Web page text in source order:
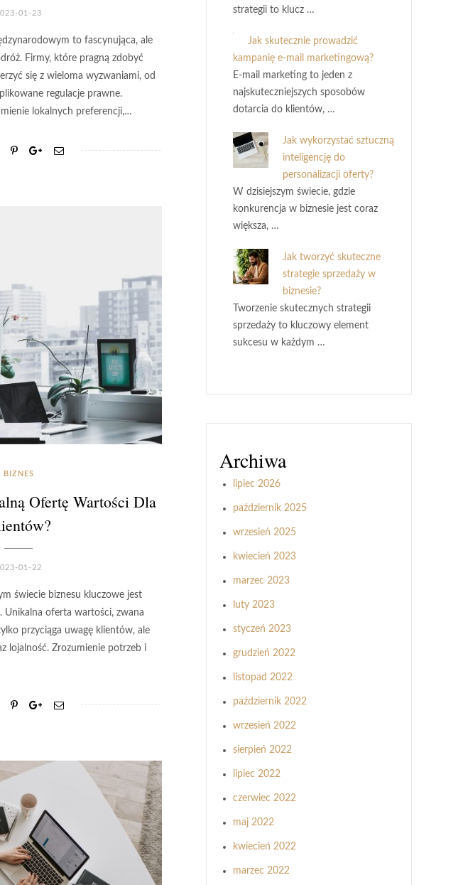
01-23
to fascynująca, ale
Firmy, które pragną zdobyć
się z wieloma wyzwaniami, od
regulacje prawne.
lokalnych preferencji,…
BIZNES
Ofertę Wartości Dla
01-22
świecie biznesu kluczowe jest
Unikalna oferta wartości, zwana
przyciąga uwagę klientów, ale
lojalność. Zrozumienie potrzeb i
strategii to klucz …
Jak skutecznie prowadzić
kampanię e-mail marketingową?
E-mail marketing to jeden z
najskuteczniejszych sposobów
dotarcia do klientów, …
Jak wykorzystać sztuczną
inteligencję do
personalizacji oferty?
W dzisiejszym świecie, gdzie
konkurencja w biznesie jest coraz
większa, …
Jak tworzyć skuteczne
strategie sprzedaży w
biznesie?
Tworzenie skutecznych strategii
sprzedaży to kluczowy element
sukcesu w każdym …
Archiwa
lipiec 2026
październik 2025
wrzesień 2025
kwiecień 2023
marzec 2023
luty 2023
styczeń 2023
grudzień 2022
listopad 2022
październik 2022
wrzesień 2022
sierpień 2022
lipiec 2022
czerwiec 2022
maj 2022
kwiecień 2022
marzec 2022